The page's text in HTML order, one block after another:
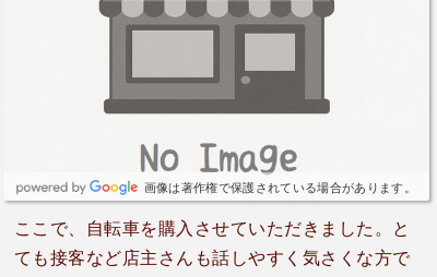
画像は著作権で保護されている場合があります。
ここで、自転車を購入させていただきました。と
ても接客など店主さんも話しやすく気さくな方で